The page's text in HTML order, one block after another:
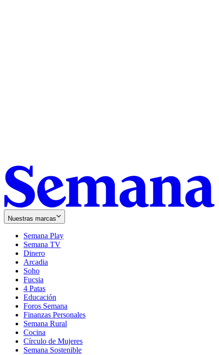
Nuestras marcas
Semana Play
Semana TV
Dinero
Arcadia
Soho
in
new
window
Fucsia
in
new
window
4 Patas
Educación
Foros Semana
Finanzas Personales
Semana Rural
Cocina
Círculo de Mujeres
Semana Sostenible